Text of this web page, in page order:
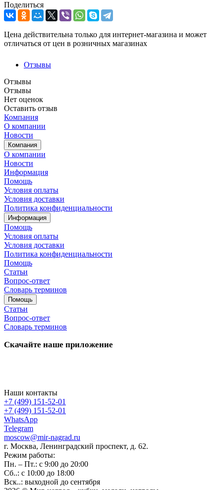
Поделиться
Цена действительна только для интернет-магазина и может
отличаться от цен в розничных магазинах
Отзывы
Отзывы
Отзывы
Нет оценок
Оставить отзыв
Компания
О компании
Новости
Компания
О компании
Новости
Информация
Помощь
Условия оплаты
Условия доставки
Политика конфиденциальности
Информация
Помощь
Условия оплаты
Условия доставки
Политика конфиденциальности
Помощь
Статьи
Вопрос-ответ
Словарь терминов
Помощь
Статьи
Вопрос-ответ
Словарь терминов
Скачайте наше приложение
Наши контакты
+7 (499) 151-52-01
+7 (499) 151-52-01
WhatsApp
Telegram
moscow@mir-nagrad.ru
г. Москва, Ленинградский проспект, д. 62.
Режим работы:
Пн. – Пт.: с 9:00 до 20:00
Сб..: с 10:00 до 18:00
Вск..: выходной до сентября